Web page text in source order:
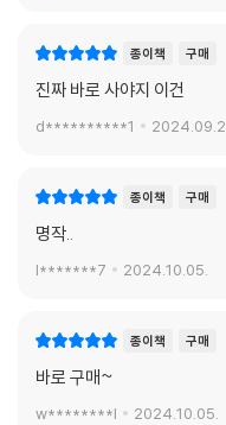
종이책 구매
진짜 바로 사야지 이건
d**********1
종이책 구매
명작..
l*******7 2024.10.05.
종이책 구매
바로 구매~
w********l 2024.10.05.